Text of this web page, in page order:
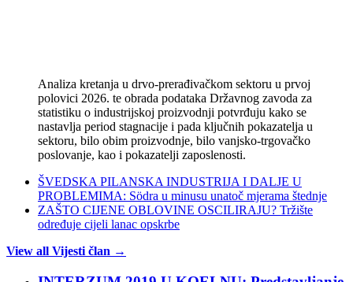
Analiza kretanja u drvo-prerađivačkom sektoru u prvoj
polovici 2026. te obrada podataka Državnog zavoda za
statistiku o industrijskoj proizvodnji potvrđuju kako se
nastavlja period stagnacije i pada ključnih pokazatelja u
sektoru, bilo obim proizvodnje, bilo vanjsko-trgovačko
poslovanje, kao i pokazatelji zaposlenosti.
ŠVEDSKA PILANSKA INDUSTRIJA I DALJE U
PROBLEMIMA: Södra u minusu unatoč mjerama štednje
ZAŠTO CIJENE OBLOVINE OSCILIRAJU? Tržište
određuje cijeli lanac opskrbe
View all Vijesti član →